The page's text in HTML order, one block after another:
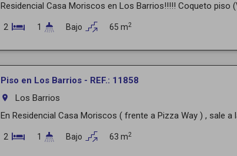
Residencial Casa Moriscos en Los Barrios!!!!! Coqueto piso
2 1 Bajo 65 m2
Piso en Los Barrios - REF.: 11858
room
Los Barrios
En Residencial Casa Moriscos ( frente a Pizza Way ) , sale a
2 1 Bajo 63 m2